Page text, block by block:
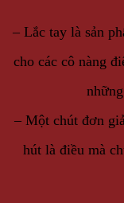
– Lắc tay là sản
cho các cô nàng
– Một chút đơn
hút là điều mà